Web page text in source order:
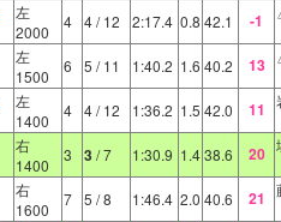
左
2000
4 4/ 12 2:17.4 0.8 42.1 -1
左
1500
6 5 / 11 1:40.2 1.6 40.2 13
左
1400
4 4/ 12 1:36.2 1.5 42.0 11
右
1400
3 3/ 7 1:30.9 1.438.6 20
右
1600
7 5 / 8 1:46.4 2.0 40.6 21